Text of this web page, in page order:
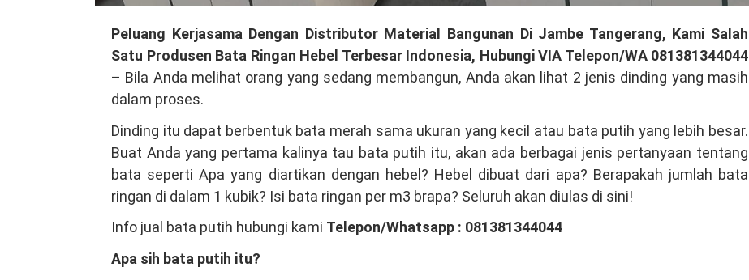
Membuka
Peluang
Kerjasama
Dengan
Distributor
Material
Bangunan
Jambe
Tangerang,
Kami
Peluang Kerjasama Dengan Distributor Material Bangunan Di Jambe Tangerang, Kami Salah
Satu Produsen Bata Ringan Hebel Terbesar Indonesia, Hubungi VIA Telepon/WA 081381344044
– Bila Anda melihat orang yang sedang membangun, Anda akan lihat 2 jenis dinding yang masih
dalam proses.
Dinding itu dapat berbentuk bata merah sama ukuran yang kecil atau bata putih yang lebih besar.
Buat Anda yang pertama kalinya tau bata putih itu, akan ada berbagai jenis pertanyaan tentang
bata seperti Apa yang diartikan dengan hebel? Hebel dibuat dari apa? Berapakah jumlah bata
ringan di dalam 1 kubik? Isi bata ringan per m3 brapa? Seluruh akan diulas di sini!
Info jual bata putih hubungi kami Telepon/Whatsapp : 081381344044
Apa sih bata putih itu?